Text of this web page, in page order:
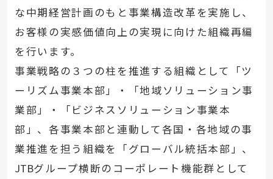
な中期経営計画のもと事業構造改革を実施し、
お客様の実感価値向上の実現に向けた組織再編
を行います。
事業戦略の３つの柱を推進する組織として「ツ
ーリズム事業本部」・「地域ソリューション事
業部」・「ビジネスソリューション事業本
部」、各事業本部と連動して各国・各地域の事
業推進を担う組織を「グローバル統括本部」、
JTBグループ横断のコーポレート機能群として